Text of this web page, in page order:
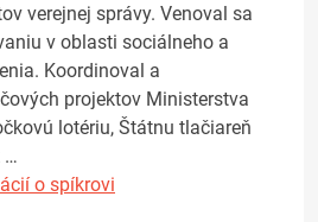
verejnej správy. Venoval sa
v oblasti sociálneho a
Koordinoval a
projektov Ministerstva
lotériu, Štátnu tlačiareň
…
o spíkrovi